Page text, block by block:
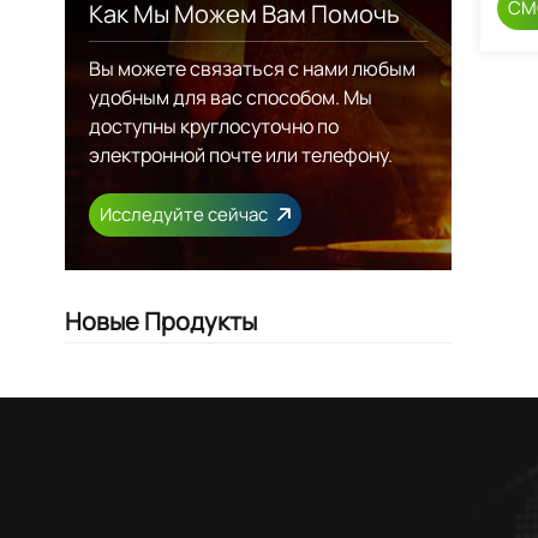
Как Мы Можем Вам Помочь
Вы можете связаться с нами любым
удобным для вас способом. Мы
доступны круглосуточно по
электронной почте или телефону.
Исследуйте сейчас
Новые Продукты